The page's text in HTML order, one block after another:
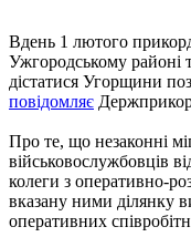
Вдень 1 лютого
Ужгородському районі
дістатися Угорщини
повідомляє
Про те, що незаконні
військовослужбовців
колеги з оперативно-
вказану ними ділянку
оперативних